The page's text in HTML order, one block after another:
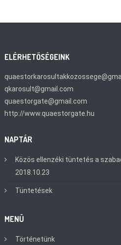
ELÉRHETŐSÉGEINK
qkarosult@gmail.com
quaestorgate@gmail.com
http://www.quaestorgate.hu
NAPTÁR
Közös ellenzéki tüntetés a
2018.10.23
Tüntetések
MENÜ
Történetünk